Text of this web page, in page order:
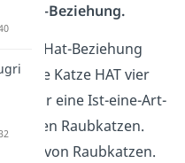
von–Beziehung.
eine Hat-Beziehung
Eine Katze HAT vier
für eine Ist-eine-Art-
wären Raubkatzen.
Art von Raubkatzen.